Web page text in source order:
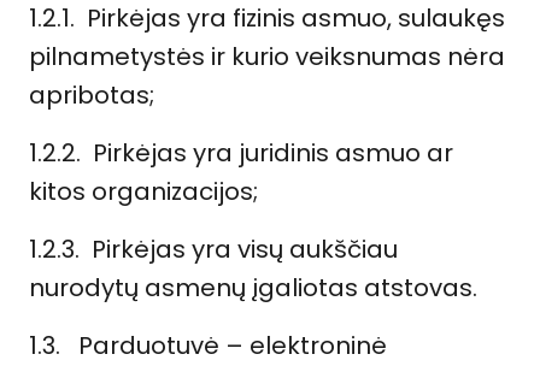
1.2.1. Pirkėjas yra fizinis asmuo, sulaukęs
pilnametystės ir kurio veiksnumas nėra
apribotas;
1.2.2. Pirkėjas yra juridinis asmuo ar
kitos organizacijos;
1.2.3. Pirkėjas yra visų aukščiau
nurodytų asmenų įgaliotas atstovas.
1.3. Parduotuvė – elektroninė